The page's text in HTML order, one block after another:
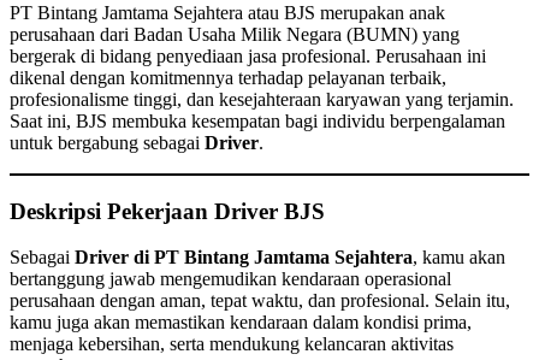
PT Bintang Jamtama Sejahtera atau BJS merupakan anak
perusahaan dari Badan Usaha Milik Negara (BUMN) yang
bergerak di bidang penyediaan jasa profesional. Perusahaan ini
dikenal dengan komitmennya terhadap pelayanan terbaik,
profesionalisme tinggi, dan kesejahteraan karyawan yang terjamin.
Saat ini, BJS membuka kesempatan bagi individu berpengalaman
untuk bergabung sebagai Driver.
Deskripsi Pekerjaan Driver BJS
Sebagai Driver di PT Bintang Jamtama Sejahtera, kamu akan
bertanggung jawab mengemudikan kendaraan operasional
perusahaan dengan aman, tepat waktu, dan profesional. Selain itu,
kamu juga akan memastikan kendaraan dalam kondisi prima,
menjaga kebersihan, serta mendukung kelancaran aktivitas